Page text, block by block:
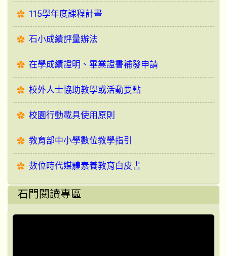
115學年度課程計畫
石小成績評量辦法
在學成績證明、畢業證書補發申請
校外人士協助教學或活動要點
校園行動載具使用原則
教育部中小學數位教學指引
數位時代媒體素養教育白皮書
石門閱讀專區